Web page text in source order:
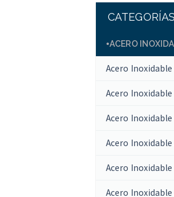
CATEGORÍAS
ACERO
Acero Inoxidable
Acero Inoxidable
Acero Inoxidable
Acero Inoxidable
Acero
Acero Inoxidable